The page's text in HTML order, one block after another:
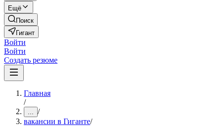
Ещё
Поиск
Гигант
Войти
Войти
Создать резюме
Главная
/
... /
вакансии в Гиганте/